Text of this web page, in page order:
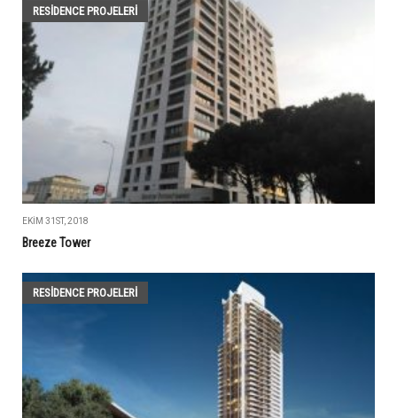
RESIDENCE PROJELERI
EKIM 31ST, 2018
Breeze Tower
RESIDENCE PROJELERI